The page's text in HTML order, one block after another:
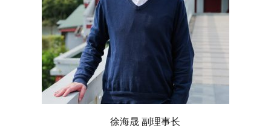
徐海晟 副理事长